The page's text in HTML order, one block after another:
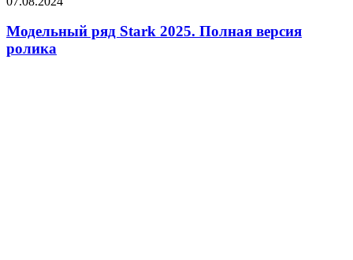
Модельный ряд Stark 2025. Полная версия
ролика